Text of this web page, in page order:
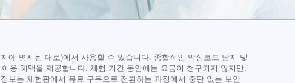
에 명시된 대로)에서 사용할 수 있습니다. 종합적인 악성코드 탐지 및
용 혜택을 제공합니다. 체험 기간 동안에는 요금이 청구되지 않지만,
보는 체험판에서 유료 구독으로 전환하는 과정에서 중단 없는 보안